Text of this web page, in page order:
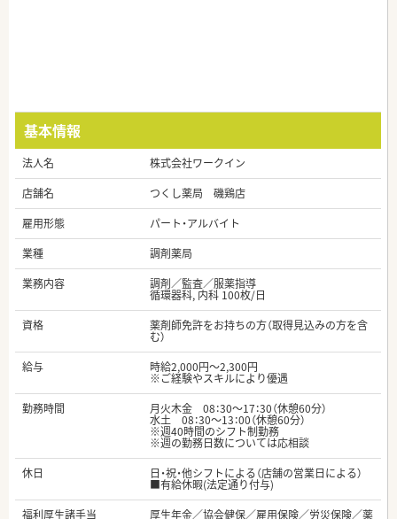
基本情報
法人名
株式会社ワークイン
店舗名
つくし薬局 磯鶏店
雇用形態
パート・アルバイト
業種
調剤薬局
業務内容
調剤／監査／服薬指導
循環器科, 内科 100枚/日
資格
薬剤師免許をお持ちの方（取得見込みの方を含
む）
給与
時給2,000円～2,300円
※ご経験やスキルにより優遇
勤務時間
月火木金 08：30～17：30（休憩60分）
水土 08：30～13：00（休憩60分）
※週40時間のシフト制勤務
※週の勤務日数については応相談
休日
日・祝・他シフトによる（店舗の営業日による）
■有給休暇(法定通り付与)
福利厚生諸手当
厚生年金／協会健保／雇用保険／労災保険／薬